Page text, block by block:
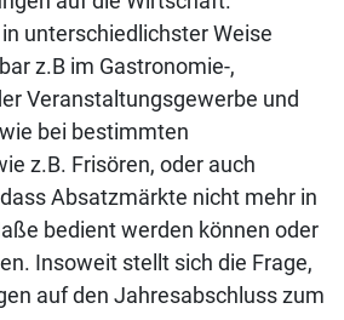
unterschiedlichster Weise
z.B im Gastronomie-,
Veranstaltungsgewerbe und
bei bestimmten
z.B. Frisören, oder auch
Absatzmärkte nicht mehr in
bedient werden können oder
Insoweit stellt sich die Frage,
auf den Jahresabschluss zum